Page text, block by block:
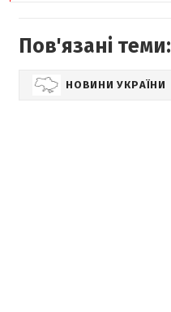
Пов'язані теми:
НОВИНИ УКРАЇНИ